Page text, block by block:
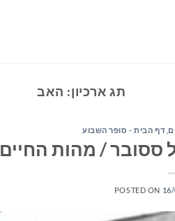
תג ארכיון: האב
דף הבית - סופר השבוע
ססובר / מהות החיים
POSTED ON